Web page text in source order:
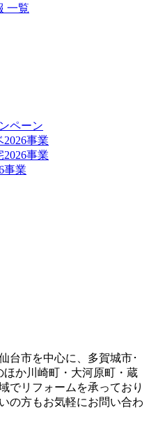
一覧
ペーン
事業
事業
事業
台市を中心に、多賀城市･
ほか川崎町・大河原町・蔵
でリフォームを承っており
の方もお気軽にお問い合わ